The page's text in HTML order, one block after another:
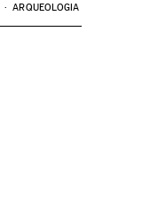
ARQUEOLOGIA